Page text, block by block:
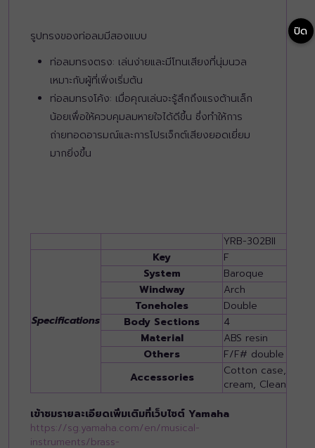
รูปทรงของท่อลมมีสองแบบ
ท่อลมทรงตรง: เล่นง่ายและมีโทนเสียงที่นุ่มนวล
เหมาะกับผู้ที่เพิ่งเริ่มต้น
ท่อลมทรงโค้ง: เมื่อคุณเล่นจะรู้สึกถึงแรงต้านเล็ก
น้อยเพื่อให้ควบคุมลมหายใจได้ดีขึ้น ซึ่งทำให้การ
ถ่ายทอดอารมณ์และการโปรเจ็กต์เสียงยอดเยี่ยม
มากยิ่งขึ้น
YRB-302BII
Specifications
Key
F
System
Baroque
Windway
Arch
Toneholes
Double
Body Sections
4
Material
ABS resin
Others
F/F# double keys
Accessories
Cotton case,
cream, Cleaning
เข้าชมรายละเอียดเพิ่มเติมที่เว็บไซต์ Yamaha
https://sg.yamaha.com/en/musical-
instruments/brass-
ปิด